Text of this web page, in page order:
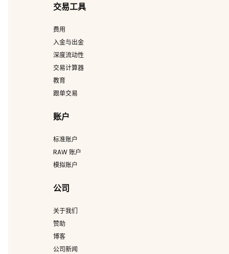
交易工具
费用
入金与出金
深度流动性
交易计算器
教育
跟单交易
账户
标准账户
RAW 账户
模拟账户
公司
关于我们
赞助
博客
公司新闻